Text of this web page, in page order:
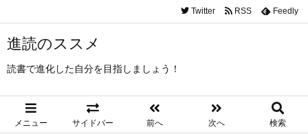
進読のススメ
読書で進化した自分を目指しましょう！
メニュー サイドバー 前へ 次へ 検索
Twitter RSS Feedly